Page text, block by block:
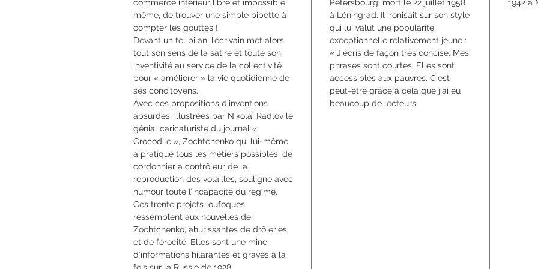
commerce intérieur libre et impossible,
même, de trouver une simple pipette à
compter les gouttes !
Devant un tel bilan, l’écrivain met alors
tout son sens de la satire et toute son
inventivité au service de la collectivité
pour « améliorer » la vie quotidienne de
ses concitoyens.
Avec ces propositions d’inventions
absurdes, illustrées par Nikolaï Radlov le
génial caricaturiste du journal «
Crocodile », Zochtchenko qui lui-même
a pratiqué tous les métiers possibles, de
cordonnier à contrôleur de la
reproduction des volailles, souligne avec
humour toute l’incapacité du régime.
Ces trente projets loufoques
ressemblent aux nouvelles de
Zochtchenko, ahurissantes de drôleries
et de férocité. Elles sont une mine
d’informations hilarantes et graves à la
Pétersbourg, mort le 22 juillet 1958
à Léningrad. Il ironisait sur son style
qui lui valut une popularité
exceptionnelle relativement jeune :
« J'écris de façon très concise. Mes
phrases sont courtes. Elles sont
accessibles aux pauvres. C'est
peut-être grâce à cela que j'ai eu
beaucoup de lecteurs
1942 à